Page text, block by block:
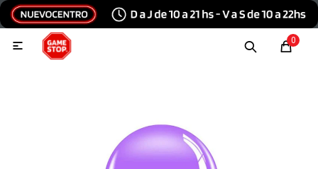
0

Tecnología e Informática